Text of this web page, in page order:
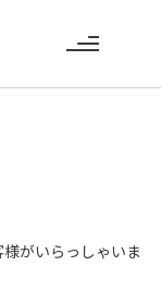
がいらっしゃいま